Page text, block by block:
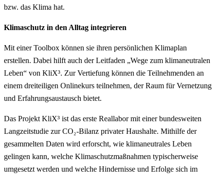
bzw. das Klima hat.
Klimaschutz in den Alltag integrieren
Mit einer Toolbox können sie ihren persönlichen Klimaplan
erstellen. Dabei hilft auch der Leitfaden „Wege zum klimaneutralen
Leben“ von KliX³. Zur Vertiefung können die Teilnehmenden an
einem dreiteiligen Onlinekurs teilnehmen, der Raum für Vernetzung
und Erfahrungsaustausch bietet.
Das Projekt KliX³ ist das erste Reallabor mit einer bundesweiten
Langzeitstudie zur CO₂-Bilanz privater Haushalte. Mithilfe der
gesammelten Daten wird erforscht, wie klimaneutrales Leben
gelingen kann, welche Klimaschutzmaßnahmen typischerweise
umgesetzt werden und welche Hindernisse und Erfolge sich im